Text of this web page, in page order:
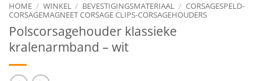
HOME / WINKEL / BEVESTIGINGSMATERIAAL / CORSAGESPELD-
CORSAGEMAGNEET CORSAGE CLIPS-CORSAGEHOUDERS
Polscorsagehouder klassieke
kralenarmband – wit